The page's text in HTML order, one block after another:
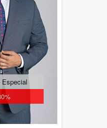
Especial